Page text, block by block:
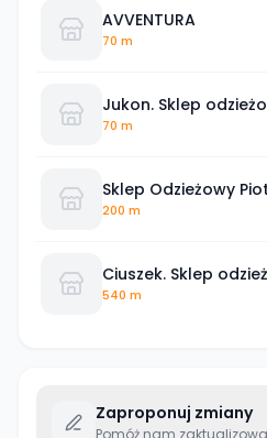
AVVENTURA
70 m
Jukon. Sklep
70 m
Sklep Odzieżowy
200 m
Ciuszek. Sklep
540 m
Zaproponuj zmiany
Pomóż nam